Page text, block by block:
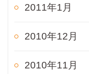
2011年1月
2010年12月
2010年11月